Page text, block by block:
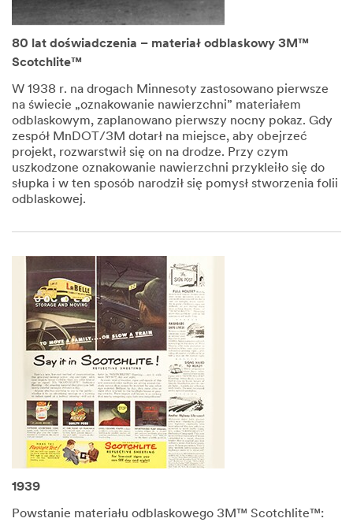
80 lat doświadczenia – materiał odblaskowy 3M™
Scotchlite™
W 1938 r. na drogach Minnesoty zastosowano pierwsze
na świecie „oznakowanie nawierzchni” materiałem
odblaskowym, zaplanowano pierwszy nocny pokaz. Gdy
zespół MnDOT/3M dotarł na miejsce, aby obejrzeć
projekt, rozwarstwił się on na drodze. Przy czym
uszkodzone oznakowanie nawierzchni przykleiło się do
słupka i w ten sposób narodził się pomysł stworzenia folii
odblaskowej.
1939
Powstanie materiału odblaskowego 3M™ Scotchlite™: